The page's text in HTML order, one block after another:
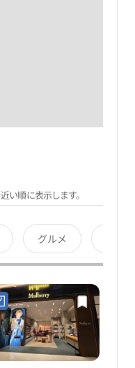
い順に表示します。
グルメ